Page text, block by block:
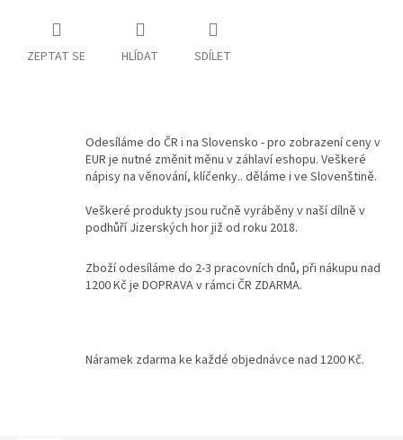
podmínky
Kontakty
ZEPTAT SE HLÍDAT SDÍLET
Odesíláme do ČR i na Slovensko - pro zobrazení ceny v
EUR je nutné změnit měnu v záhlaví eshopu. Veškeré
nápisy na věnování, klíčenky.. děláme i ve Slovenštině.
Veškeré produkty jsou ručně vyráběny v naší dílně v
podhůří Jizerských hor již od roku 2018.
Zboží odesíláme do 2-3 pracovních dnů, při nákupu nad
1200 Kč je DOPRAVA v rámci ČR ZDARMA.
Náramek zdarma ke každé objednávce nad 1200 Kč.